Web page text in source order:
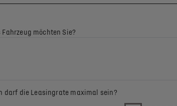
Fahrzeug möchten Sie?
darf die Leasingrate maximal sein?